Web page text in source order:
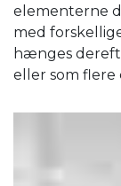
elementerne
med
hænges
eller som flere